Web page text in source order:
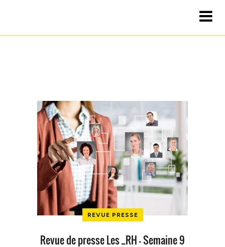
REVUE PRESSE
Revue de presse Les _RH – Semaine 9